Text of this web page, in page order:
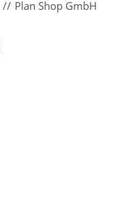
Plan Shop GmbH